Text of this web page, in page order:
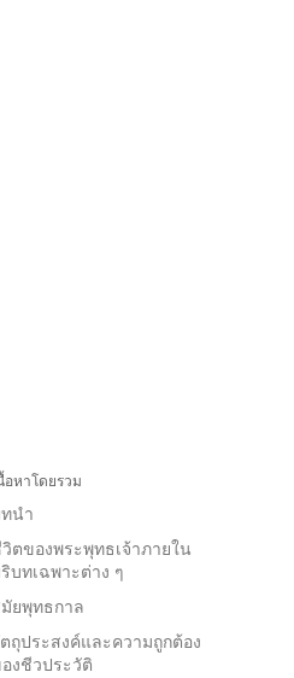
อหาโดยรวม
นำ
ตของพระพุทธเจ้าภายใน
บทเฉพาะต่าง ๆ
ยพุทธกาล
ถุประสงค์และความถูกต้อง
งชีวประวัติ